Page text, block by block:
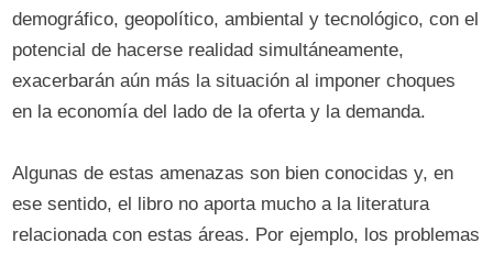
demográfico, geopolítico, ambiental y tecnológico, con el
potencial de hacerse realidad simultáneamente,
exacerbarán aún más la situación al imponer choques
en la economía del lado de la oferta y la demanda.
Algunas de estas amenazas son bien conocidas y, en
ese sentido, el libro no aporta mucho a la literatura
relacionada con estas áreas. Por ejemplo, los problemas